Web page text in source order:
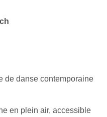
de danse contemporaine
en plein air, accessible